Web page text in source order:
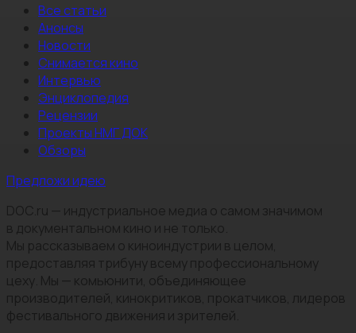
Все статьи
Анонсы
Новости
Снимается кино
Интервью
Энциклопедия
Рецензии
Проекты НМГ ДОК
Обзоры
Предложи идею
DOC.ru — индустриальное медиа о самом значимом
в документальном кино и не только.
Мы рассказываем о киноиндустрии в целом,
предоставляя трибуну всему профессиональному
цеху. Мы — комьюнити, объединяющее
производителей, кинокритиков, прокатчиков, лидеров
фестивального движения и зрителей.